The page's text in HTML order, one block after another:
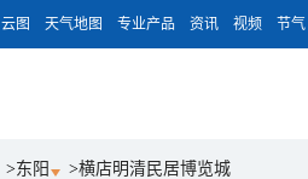
云图 天气地图 专业产品 资讯 视频 节气
>东阳 >横店明清民居博览城